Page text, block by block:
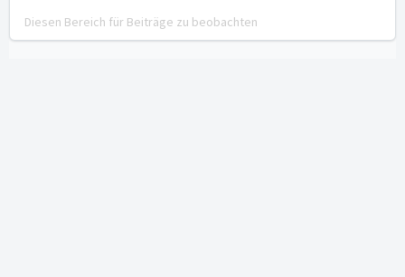
Diesen Bereich für Beiträge zu beobachten